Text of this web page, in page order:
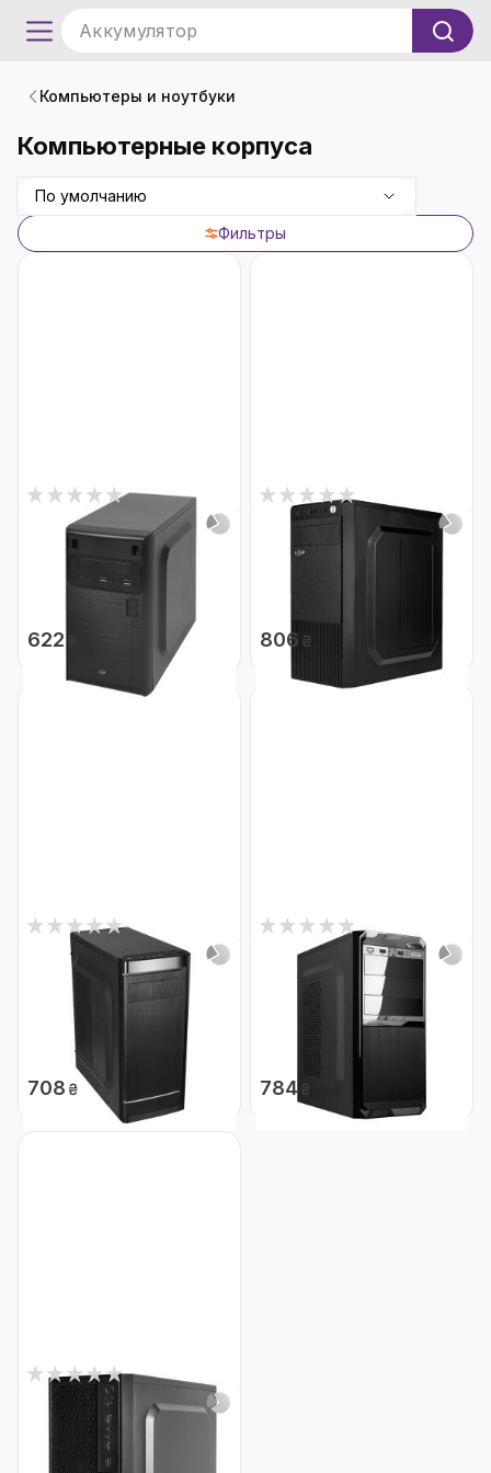
Аккумулятор
Компьютеры и ноутбуки
Компьютерные корпуса
По умолчанию
Фильтры
0
Нет в наличии
Компьютерный корпус LP
Код: 22396
622
Нет в наличии
Корпус БЕЗ БП LP 2109 -
806 ₴
Нет в наличии
Компьютерный корпус LP
2106 - БЕЗ БП black case
chassis cover
Код: 23679
708 ₴
Нет в наличии
Компьютерный корпус LP
2111 без БП black case
chassis cover 2xUSB2.0,
784 ₴
0
Нет в наличии
Компьютерный корпус LP
6109 - БЕЗ БП MATX
1xUSB3.0, 2xUSB2.0